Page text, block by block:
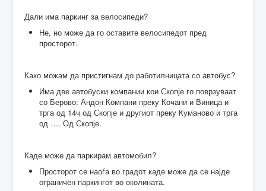
Дали има паркинг за велосипеди?
Не, но може да го оставите велосипедот пред
просторот.
Како можам да пристигнам до работилницата со автобус?
Има две автобуски компании кои Скопје го поврзуваат
со Берово: Андон Компани преку Кочани и Виница и
трга од 14ч од Скопје и другиот преку Куманово и трга
од …. Од Скопје.
Каде може да паркирам автомобил?
Просторот се наоѓа во градот каде може да се најде
ограничен паркингот во околината.